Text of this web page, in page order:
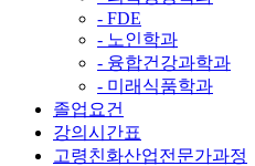
- FDE
- 노인학과
- 융합건강과학과
- 미래식품학과
졸업요건
강의시간표
고령친화산업전문가과정